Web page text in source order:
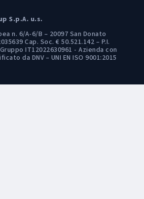
S.p.A. u.s.
n. 6/A-6/B – 20097 San Donato
Cap. Soc. € 50.521.142 – P.I.
IT12022630961 - Azienda con
da DNV – UNI EN ISO 9001:2015